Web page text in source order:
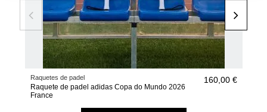
Raquetes de padel
Raquete de padel adidas Copa do Mundo 2026
France
160,00 €